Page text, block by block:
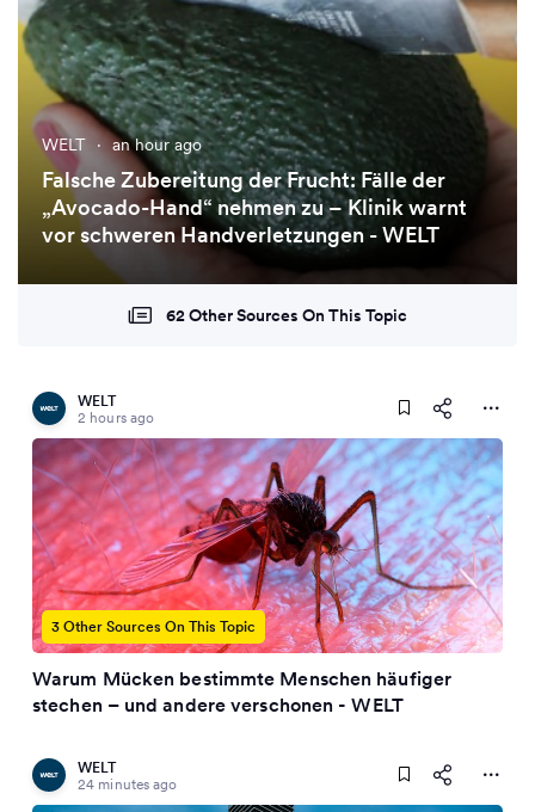
WELT · an hour ago
Falsche Zubereitung der Frucht: Fälle der
„Avocado-Hand“ nehmen zu – Klinik warnt
vor schweren Handverletzungen - WELT
62 Other Sources On This Topic
WELT
2 hours ago
3 Other Sources On This Topic
Warum Mücken bestimmte Menschen häufiger
stechen – und andere verschonen - WELT
WELT
24 minutes ago